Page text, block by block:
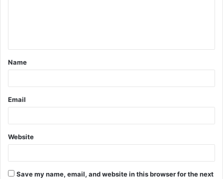
Name
Email
Website
Save my name, email, and website in this browser for the next